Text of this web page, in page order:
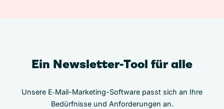
Ein Newsletter-Tool für alle
Unsere E‑Mail-Marketing-Software passt sich an Ihre
Bedürfnisse und Anforderungen an.